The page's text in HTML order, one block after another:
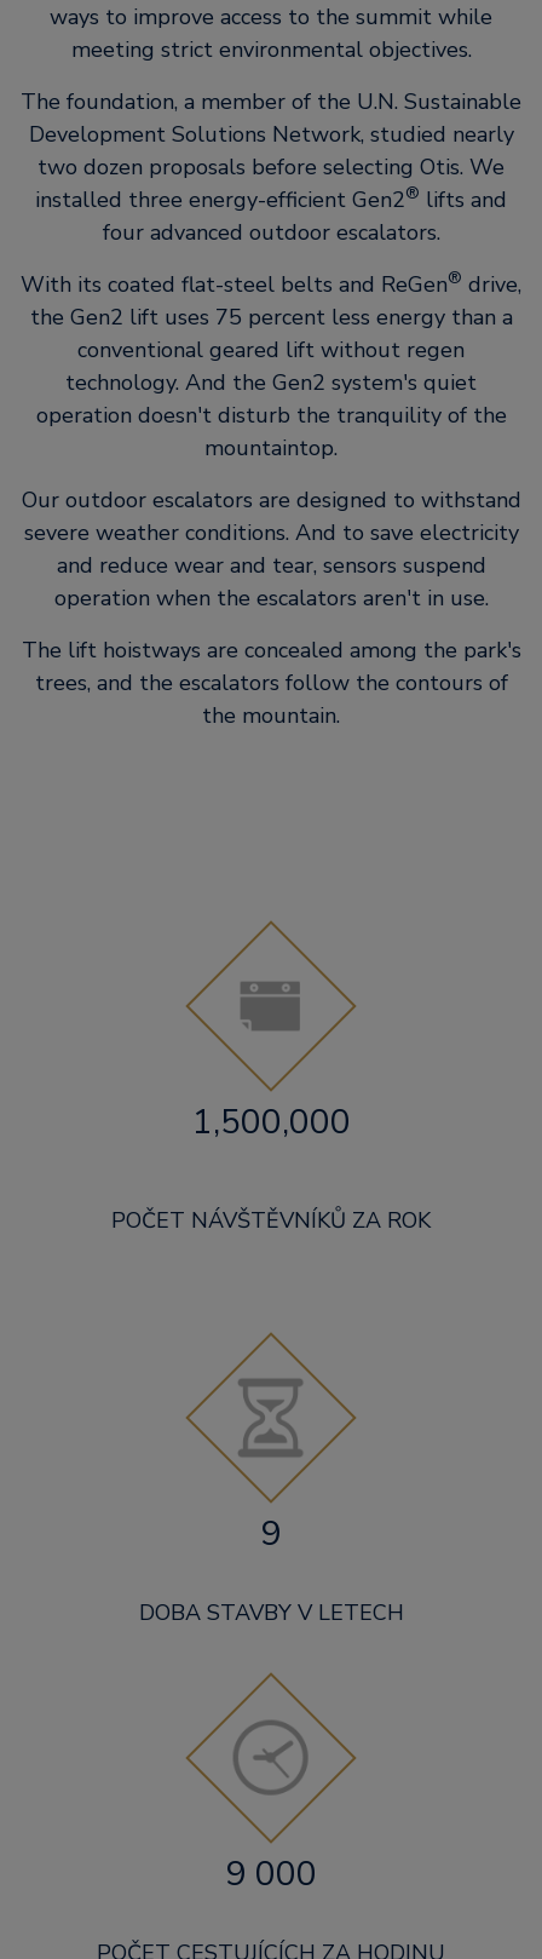
ways to improve access to the summit while
meeting strict environmental objectives.
The foundation, a member of the U.N. Sustainable
Development Solutions Network, studied nearly
two dozen proposals before selecting Otis. We
installed three energy-efficient Gen2® lifts and
four advanced outdoor escalators.
With its coated flat-steel belts and ReGen® drive,
the Gen2 lift uses 75 percent less energy than a
conventional geared lift without regen
technology. And the Gen2 system's quiet
operation doesn't disturb the tranquility of the
mountaintop.
Our outdoor escalators are designed to withstand
severe weather conditions. And to save electricity
and reduce wear and tear, sensors suspend
operation when the escalators aren't in use.
The lift hoistways are concealed among the park's
trees, and the escalators follow the contours of
the mountain.
1,500,000
POČET NÁVŠTĚVNÍKŮ ZA ROK
9
DOBA STAVBY V LETECH
9 000
POČET CESTUJÍCÍCH ZA HODINU